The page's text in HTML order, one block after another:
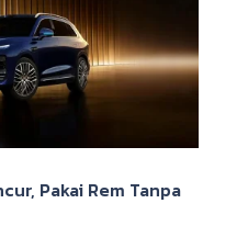
Pakai Rem Tanpa